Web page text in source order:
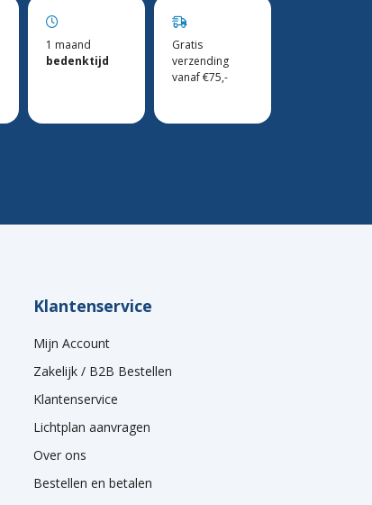
1 maand
bedenktijd
Gratis
verzending
vanaf €75,-
Klantenservice
Mijn Account
Zakelijk / B2B Bestellen
Klantenservice
Lichtplan aanvragen
Over ons
Bestellen en betalen